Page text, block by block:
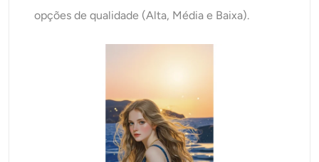
opções de qualidade (Alta, Média e Baixa).